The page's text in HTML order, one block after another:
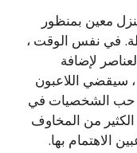
معين بمنظور
في نفس الوقت ،
لإضافة
، سيقضي اللاعبون
حب الشخصيات في
من المخاوف
الاهتمام بها.